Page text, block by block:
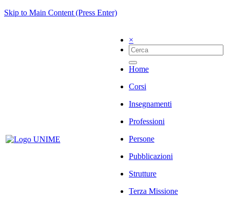
Skip to Main Content (Press Enter)
×
Home
Corsi
Insegnamenti
Professioni
Persone
Pubblicazioni
Strutture
Terza Missione